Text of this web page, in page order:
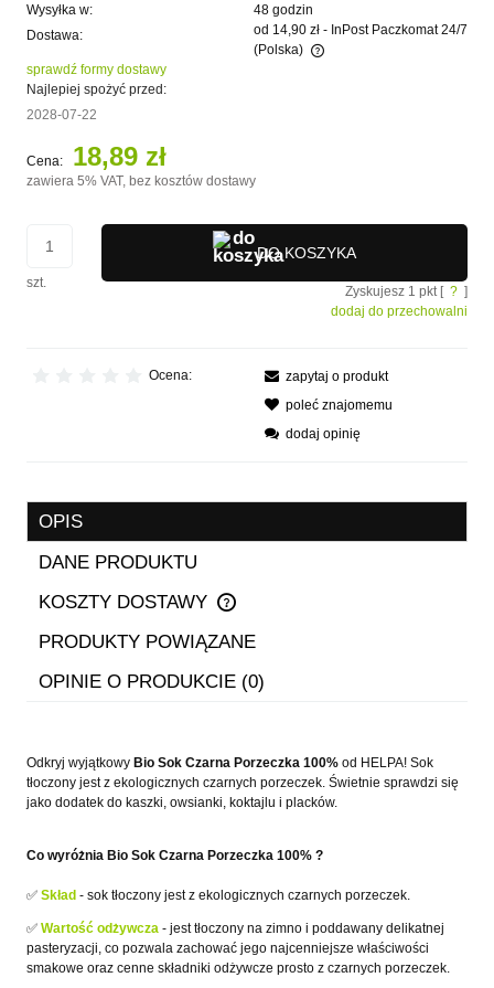
Wysyłka w:
48 godzin
Dostawa:
od 14,90 zł - InPost Paczkomat 24/7
(Polska)
Cena nie zawiera ewentualnych kosztów płatności
sprawdź formy dostawy
Najlepiej spożyć przed:
2028-07-22
Cena: 18,89 zł
zawiera 5% VAT, bez kosztów dostawy
szt.
DO KOSZYKA
Zyskujesz 1 pkt [ ? ]
dodaj do przechowalni
Ocena:
zapytaj o produkt
poleć znajomemu
dodaj opinię
OPIS
DANE PRODUKTU
KOSZTY DOSTAWY
CENA NIE ZAWIERA EWENTUALNYCH KOSZTÓW
PŁATNOŚCI
PRODUKTY POWIĄZANE
OPINIE O PRODUKCIE (0)
Odkryj wyjątkowy Bio Sok Czarna Porzeczka 100% od HELPA! Sok
tłoczony jest z ekologicznych czarnych porzeczek. Świetnie sprawdzi się
jako dodatek do kaszki, owsianki, koktajlu i placków.
Co wyróżnia Bio Sok Czarna Porzeczka 100% ?
✅ Skład - sok tłoczony jest z ekologicznych czarnych porzeczek.
✅ Wartość odżywcza - jest tłoczony na zimno i poddawany delikatnej
pasteryzacji, co pozwala zachować jego najcenniejsze właściwości
smakowe oraz cenne składniki odżywcze prosto z czarnych porzeczek.